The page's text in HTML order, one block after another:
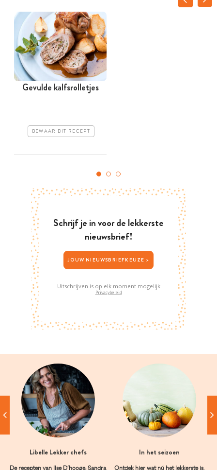
Gevulde kalfsrolletjes
BEWAAR DIT RECEPT
Schrijf je in voor de lekkerste
nieuwsbrief!
JOUW NIEUWSBRIEFKEUZE >
Uitschrijven is op elk moment mogelijk
Privacybeleid
Libelle Lekker chefs
De recepten van Ilse D’hooge, Sandra
In het seizoen
Ontdek hier wat nú het lekkerste is.